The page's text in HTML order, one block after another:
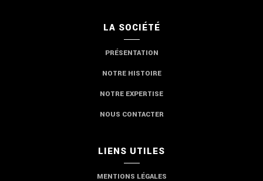
LA SOCIÉTÉ
PRÉSENTATION
NOTRE HISTOIRE
NOTRE EXPERTISE
NOUS CONTACTER
LIENS UTILES
MENTIONS LÉGALES